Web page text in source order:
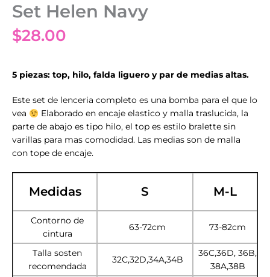
Set Helen Navy
$28.00
5 piezas: top, hilo, falda liguero y par de medias altas.
Este set de lenceria completo es una bomba para el que lo
vea
Elaborado en encaje elastico y malla traslucida, la
parte de abajo es tipo hilo, el top es estilo bralette sin
varillas para mas comodidad. Las medias son de malla
con tope de encaje.
Medidas S M-L
Contorno de
cintura
63-72cm 73-82cm
Talla sosten
recomendada
32C,32D,34A,34B
36C,36D, 36B,
38A,38B